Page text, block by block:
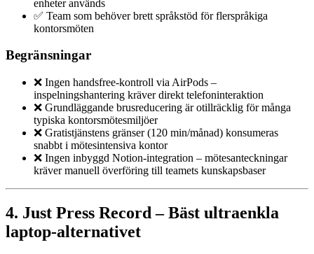
enheter används
✅ Team som behöver brett språkstöd för flerspråkiga
kontorsmöten
Begränsningar
❌ Ingen handsfree-kontroll via AirPods –
inspelningshantering kräver direkt telefoninteraktion
❌ Grundläggande brusreducering är otillräcklig för många
typiska kontorsmötesmiljöer
❌ Gratistjänstens gränser (120 min/månad) konsumeras
snabbt i mötesintensiva kontor
❌ Ingen inbyggd Notion-integration – mötesanteckningar
kräver manuell överföring till teamets kunskapsbaser
4. Just Press Record – Bäst ultraenkla
laptop-alternativet